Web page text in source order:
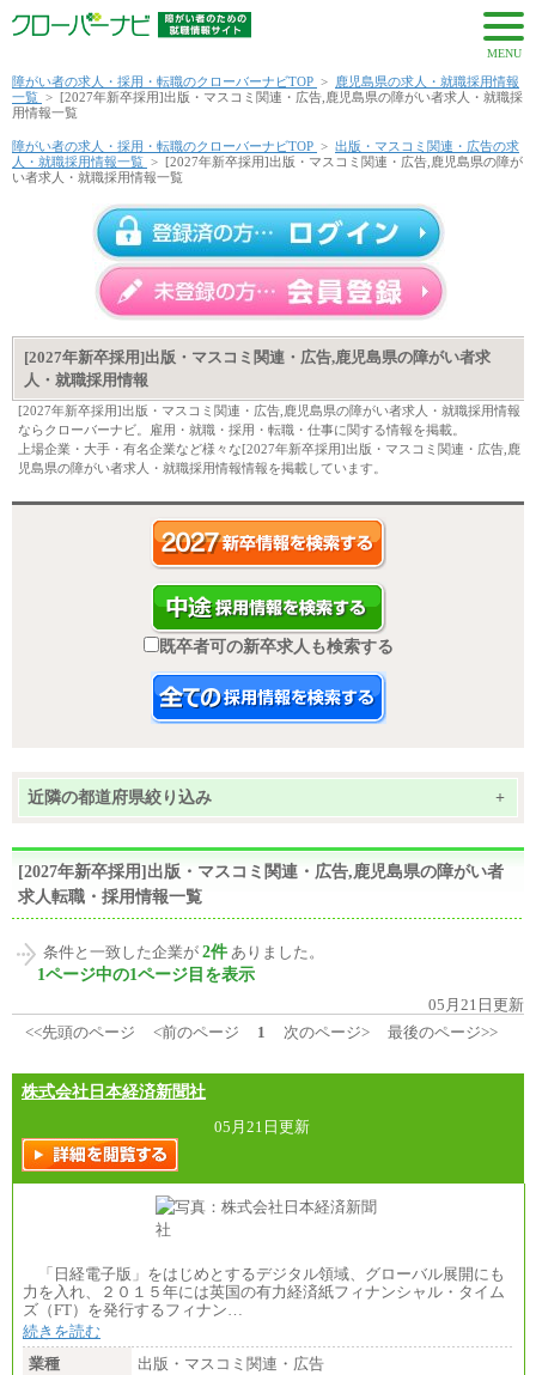
MENU
障がい者の求人・採用・転職のクローバーナビTOP > 鹿児島県の求人・就職採用情報
一覧 > [2027年新卒採用]出版・マスコミ関連・広告,鹿児島県の障がい者求人・就職採
用情報一覧
障がい者の求人・採用・転職のクローバーナビTOP > 出版・マスコミ関連・広告の求
人・就職採用情報一覧 > [2027年新卒採用]出版・マスコミ関連・広告,鹿児島県の障が
い者求人・就職採用情報一覧
[2027年新卒採用]出版・マスコミ関連・広告,鹿児島県の障がい者求
人・就職採用情報
[2027年新卒採用]出版・マスコミ関連・広告,鹿児島県の障がい者求人・就職採用情報
ならクローバーナビ。雇用・就職・採用・転職・仕事に関する情報を掲載。
上場企業・大手・有名企業など様々な[2027年新卒採用]出版・マスコミ関連・広告,鹿
児島県の障がい者求人・就職採用情報情報を掲載しています。
既卒者可の新卒求人も検索する
近隣の都道府県絞り込み +
[2027年新卒採用]出版・マスコミ関連・広告,鹿児島県の障がい者
求人転職・採用情報一覧
条件と一致した企業が 2件 ありました。
1ページ中の1ページ目を表示
05月21日更新
<<先頭のページ
<前のページ 1 次のページ> 最後のページ>>
株式会社日本経済新聞社
05月21日更新
「日経電子版」をはじめとするデジタル領域、グローバル展開にも
力を入れ、２０１５年には英国の有力経済紙フィナンシャル・タイム
ズ（FT）を発行するフィナン…
続きを読む
業種
出版・マスコミ関連・広告